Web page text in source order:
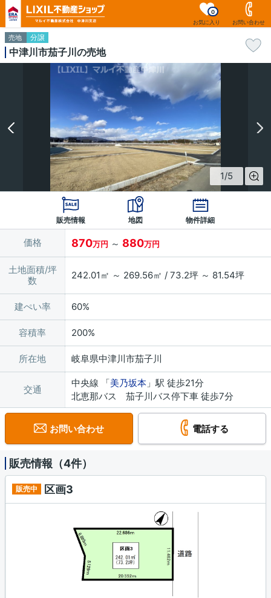
お気に入り
0
お問い合わせ
売地 分譲
中津川市茄子川の売地
1/5
販売情報 地図 物件詳細
価格 870万円 ～ 880万円
土地面積/坪
数
242.01㎡ ～ 269.56㎡ / 73.2坪 ～ 81.54坪
建ぺい率 60%
容積率 200%
所在地 岐阜県中津川市茄子川
交通
中央線 「美乃坂本 」駅 徒歩21分
北恵那バス 茄子川バス停下車 徒歩7分
お問い合わせ 電話する
販売情報（4件）
販売中 区画3